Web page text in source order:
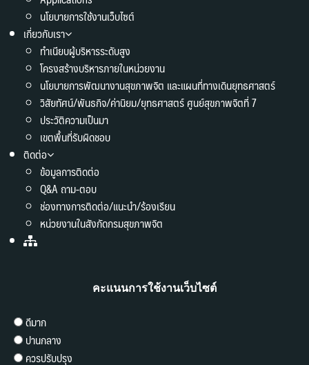
นโยบายการใช้งานเว็บไซต์
เกี่ยวกับเรา
ทำเนียบผู้บริหารระดับสูง
โครงสร้างบริหารภายในหน่วยงาน
นโยบายการพัฒนางานสุขภาพจิต และแผนที่ทางเดินยุทธศาสตร์
วิสัยทัศน์/พันธกิจ/ค่านิยม/ยุทธศาสตร์ ศูนย์สุขภาพจิตที่ 7
ประวัติความเป็นมา
เขตพื้นที่รับผิดชอบ
ติดต่อ
ข้อมูลการติดต่อ
Q&A ถาม-ตอบ
ช่องทางการติดต่อ/แนะนำ/ร้องเรียน
หน่วยงานในสังกัดกรมสุขภาพจิต
คะแนนการใช้งานเว็บไซต์
ดีมาก
ปานกลาง
ควรปรับปรุง